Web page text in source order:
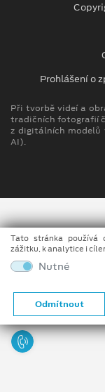
Prohlášení o
Při tvorbě videí a
tradičních fotografií
z digitálních modelů
AI).
Tato stránka používá
zážitku, k analytice i
Nutné
Odmítnout